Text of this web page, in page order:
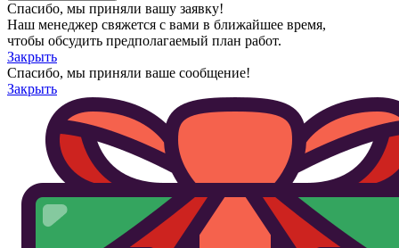
Спасибо, мы приняли вашу заявку!
Наш менеджер свяжется с вами в ближайшее время,
чтобы обсудить предполагаемый план работ.
Закрыть
Спасибо, мы приняли ваше сообщение!
Закрыть